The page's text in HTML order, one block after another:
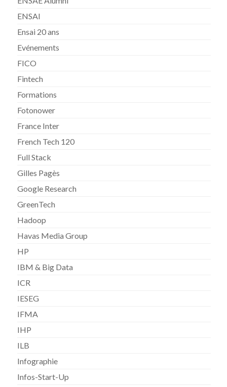
ENSAI
Ensai 20 ans
Evénements
FICO
Fintech
Formations
Fotonower
France Inter
French Tech 120
Full Stack
Gilles Pagès
Google Research
GreenTech
Hadoop
Havas Media Group
HP
IBM & Big Data
ICR
IESEG
IFMA
IHP
ILB
Infographie
Infos-Start-Up